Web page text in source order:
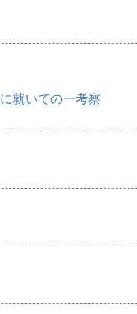
就いての一考察